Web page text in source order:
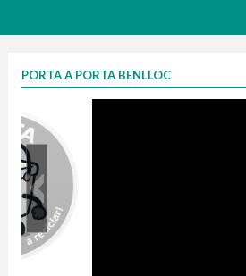
PORTA A PORTA BENLLOC